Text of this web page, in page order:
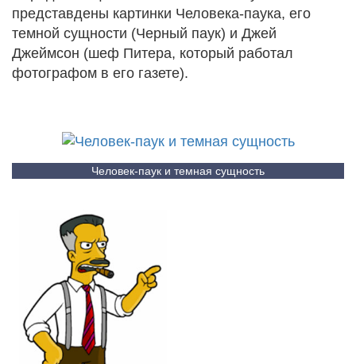
представдены картинки Человека-паука, его
темной сущности (Черный паук) и Джей
Джеймсон (шеф Питера, который работал
фотографом в его газете).
Человек-паук и темная сущность